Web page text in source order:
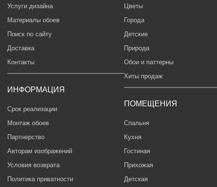
Услуги дизайна
Материалы обоев
Поиск по сайту
Доставка
Контакты
ИНФОРМАЦИЯ
Срок реализации
Монтаж обоев
Партнерство
Авторам изображений
Условия возврата
Политика приватности
Цветы
Города
Детские
Природа
Обои и паттерны
Хиты продаж
ПОМЕЩЕНИЯ
Спальня
Кухня
Гостиная
Прихожая
Детская